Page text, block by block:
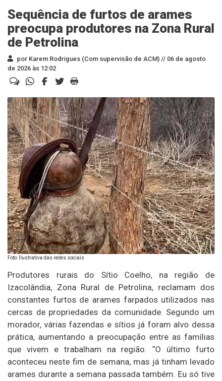
Sequência de furtos de arames
preocupa produtores na Zona Rural
de Petrolina
por Karem Rodrigues (Com supervisão de ACM) // 06 de agosto
de 2026 às 12:02
Foto: Ilustrativa das redes sociais
Produtores rurais do Sítio Coelho, na região de
Izacolândia, Zona Rural de Petrolina, reclamam dos
constantes furtos de arames farpados utilizados nas
cercas de propriedades da comunidade. Segundo um
morador, várias fazendas e sítios já foram alvo dessa
prática, aumentando a preocupação entre as famílias
que vivem e trabalham na região. “O último furto
aconteceu neste fim de semana, mas já tinham levado
arames durante a semana passada também. Eu só tive